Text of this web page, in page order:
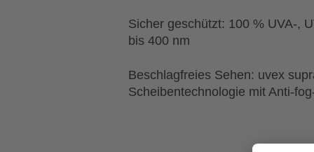
Sicher geschützt: 100 % UVA-,
bis 400 nm
Beschlagfreies Sehen: uvex
Scheibentechnologie mit Anti-